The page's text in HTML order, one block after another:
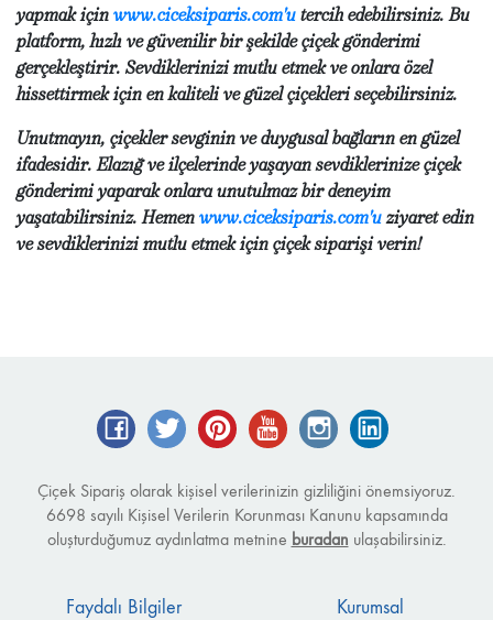
yapmak için www.ciceksiparis.com'u tercih edebilirsiniz. Bu
platform, hızlı ve güvenilir bir şekilde çiçek gönderimi
gerçekleştirir. Sevdiklerinizi mutlu etmek ve onlara özel
hissettirmek için en kaliteli ve güzel çiçekleri seçebilirsiniz.
Unutmayın, çiçekler sevginin ve duygusal bağların en güzel
ifadesidir. Elazığ ve ilçelerinde yaşayan sevdiklerinize çiçek
gönderimi yaparak onlara unutulmaz bir deneyim
yaşatabilirsiniz. Hemen www.ciceksiparis.com'u ziyaret edin
ve sevdiklerinizi mutlu etmek için çiçek siparişi verin!
FacebookTwitter Pinterest YouTube Instagram
Çiçek Sipariş olarak kişisel verilerinizin gizliliğini önemsiyoruz.
6698 sayılı Kişisel Verilerin Korunması Kanunu kapsamında
oluşturduğumuz aydınlatma metnine buradan ulaşabilirsiniz.
Faydalı Bilgiler Kurumsal